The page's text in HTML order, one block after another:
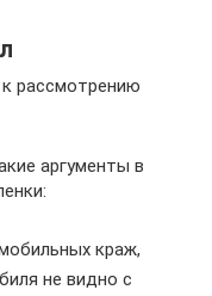
рассмотрению
аргументы в
краж,
не видно с